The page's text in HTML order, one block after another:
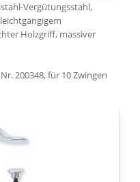
Vergütungsstahl,
Holzgriff, massiver
200348, für 10 Zwingen